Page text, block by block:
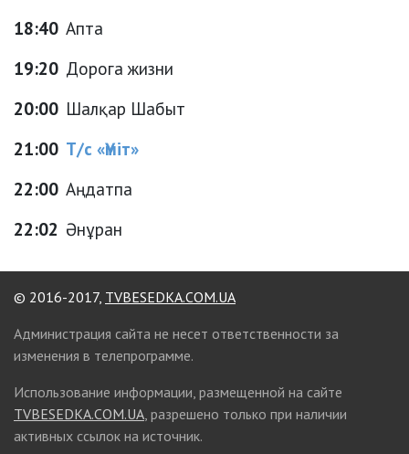
18:40 Апта
19:20 Дорога жизни
20:00 Шалқар Шабыт
21:00 Т/с «Үміт»
22:00 Аңдатпа
22:02 Әнұран
© 2016-2017, TVBESEDKA.COM.UA
Администрация сайта не несет ответственности за
изменения в телепрограмме.
Использование информации, размещенной на сайте
TVBESEDKA.COM.UA, разрешено только при наличии
активных ссылок на источник.